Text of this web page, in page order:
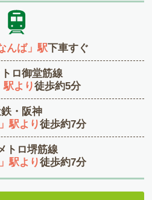
んば」駅下車すぐ
ロ御堂筋線
駅より徒歩約5分
・阪神
駅より徒歩約7分
トロ堺筋線
駅より徒歩約7分